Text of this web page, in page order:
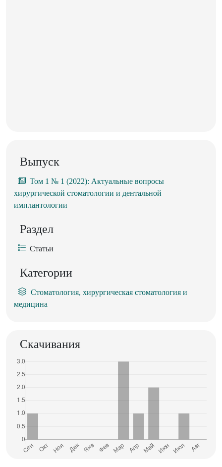
Выпуск
Том 1 № 1 (2022): Актуальные вопросы
хирургической стоматологии и дентальной
имплантологии
Раздел
Статьи
Категории
Стоматология, хирургическая стоматология и
медицина
Скачивания